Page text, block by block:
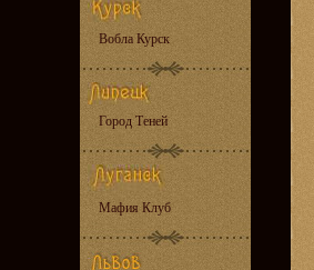
Вобла Курск
Город Теней
Мафия Клуб